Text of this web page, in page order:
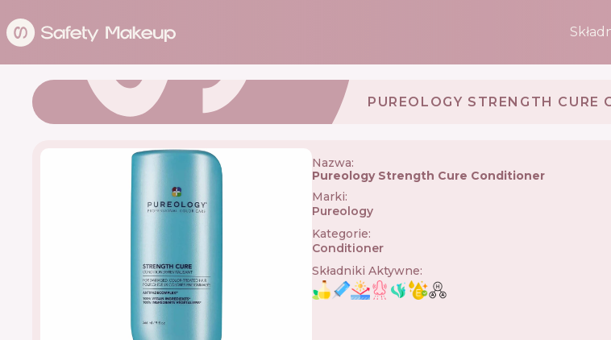
PUREOLOGY STRENGTH CURE
Nazwa:
Pureology Strength Cure Conditioner
Marki:
Pureology
Kategorie:
Conditioner
Składniki Aktywne: